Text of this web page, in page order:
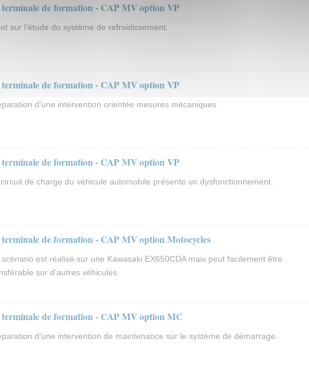
de formation - CAP MV option VP
sur l’étude du système de refroidissement.
de formation - CAP MV option VP
d'une intervention orientée mesures mécaniques
de formation - CAP MV option VP
de charge du véhicule automobile présente un dysfonctionnement.
de formation - CAP MV option Motocycles
scénario est réalisé sur une Kawasaki EX650CDA mais peut facilement être
sur d’autres véhicules.
de formation - CAP MV option MC
d’une intervention de maintenance sur le système de démarrage.